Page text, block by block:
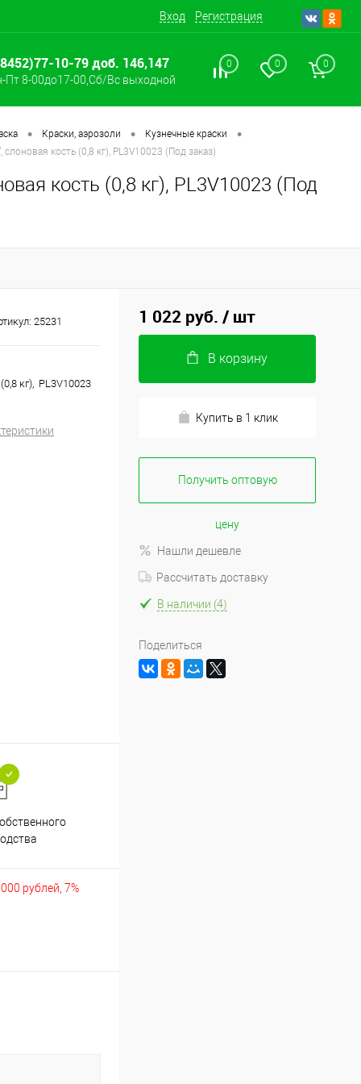
Вход Регистрация
10-79 доб. 146,147
Пт 8-00до17-00,Сб/Вс выходной
0 0 0
• Краски, аэрозоли • Кузнечные краски •
кость (0,8 кг), PL3V10023 (Под заказ)
кость (0,8 кг), PL3V10023 (Под
25231
кг), PL3V10023
рублей, 7%
1 022 руб. / шт
В корзину
Купить в 1 клик
Получить оптовую
цену
Нашли дешевле
Рассчитать доставку
В наличии (4)
Поделиться